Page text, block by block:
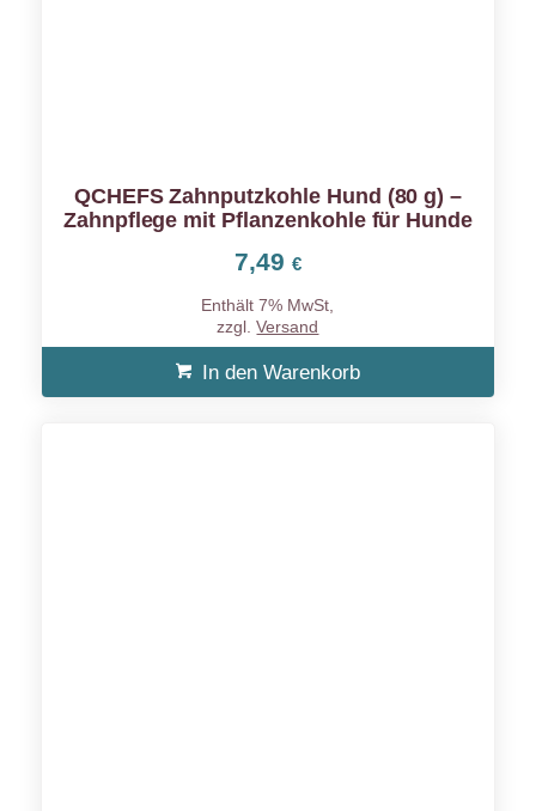
QCHEFS Zahnputzkohle Hund (80 g) –
Zahnpflege mit Pflanzenkohle für Hunde
7,49 €
Enthält 7% MwSt,
zzgl.Versand
In den Warenkorb